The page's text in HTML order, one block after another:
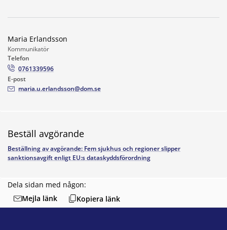
Dela sidan med någon:
Mejla länk
Kopiera länk
Maria Erlandsson
Kommunikatör
Telefon
0761339596
E-post
maria.u.erlandsson@dom.se
Beställ avgörande
Beställning av avgörande: Fem sjukhus och regioner slipper
sanktionsavgift enligt EU:s dataskyddsförordning